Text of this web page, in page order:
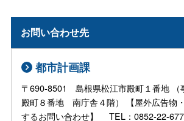
お問い合わせ先
都市計画課
〒690-8501 島根県松江市殿町１番地 （
殿町８番地 南庁舎４階） 【屋外広告物
するお問い合わせ】 TEL：0852-22-